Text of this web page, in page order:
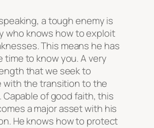
a tough enemy is
who knows how to exploit
This means he has
time to know you. A very
that we seek to
with the transition to the
Capable of good faith, this
a major asset with his
He knows how to protect